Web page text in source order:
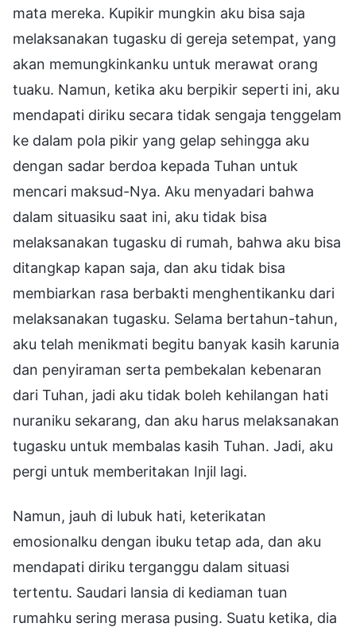
mata mereka. Kupikir mungkin aku bisa saja
melaksanakan tugasku di gereja setempat, yang
akan memungkinkanku untuk merawat orang
tuaku. Namun, ketika aku berpikir seperti ini, aku
mendapati diriku secara tidak sengaja tenggelam
ke dalam pola pikir yang gelap sehingga aku
dengan sadar berdoa kepada Tuhan untuk
mencari maksud-Nya. Aku menyadari bahwa
dalam situasiku saat ini, aku tidak bisa
melaksanakan tugasku di rumah, bahwa aku bisa
ditangkap kapan saja, dan aku tidak bisa
membiarkan rasa berbakti menghentikanku dari
melaksanakan tugasku. Selama bertahun-tahun,
aku telah menikmati begitu banyak kasih karunia
dan penyiraman serta pembekalan kebenaran
dari Tuhan, jadi aku tidak boleh kehilangan hati
nuraniku sekarang, dan aku harus melaksanakan
tugasku untuk membalas kasih Tuhan. Jadi, aku
pergi untuk memberitakan Injil lagi.
Namun, jauh di lubuk hati, keterikatan
emosionalku dengan ibuku tetap ada, dan aku
mendapati diriku terganggu dalam situasi
tertentu. Saudari lansia di kediaman tuan
rumahku sering merasa pusing. Suatu ketika, dia